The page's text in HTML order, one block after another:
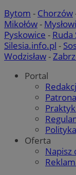
Bytom - Chorzów
Mikołów-
Pyskowice - Ruda
Silesia.info.pl -
Wodzisław-
Portal
Oferta
Napisz
__cf_bm
Google